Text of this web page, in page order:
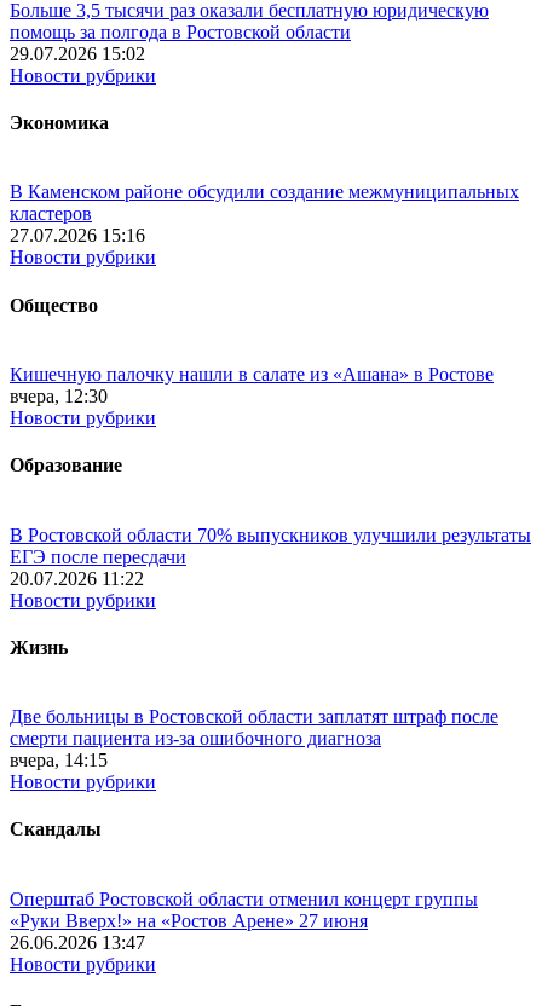
Больше 3,5 тысячи раз оказали бесплатную юридическую
помощь за полгода в Ростовской области
29.07.2026 15:02
Новости рубрики
Экономика
В Каменском районе обсудили создание межмуниципальных
кластеров
27.07.2026 15:16
Новости рубрики
Общество
Кишечную палочку нашли в салате из «Ашана» в Ростове
вчера, 12:30
Новости рубрики
Образование
В Ростовской области 70% выпускников улучшили результаты
ЕГЭ после пересдачи
20.07.2026 11:22
Новости рубрики
Жизнь
Две больницы в Ростовской области заплатят штраф после
смерти пациента из-за ошибочного диагноза
вчера, 14:15
Новости рубрики
Скандалы
Оперштаб Ростовской области отменил концерт группы
«Руки Вверх!» на «Ростов Арене» 27 июня
26.06.2026 13:47
Новости рубрики